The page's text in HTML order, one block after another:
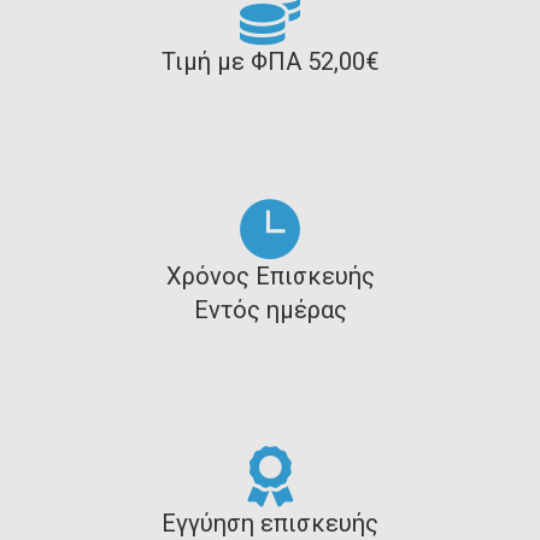
Τιμή με ΦΠΑ 52,00€
Χρόνος Επισκευής
Εντός ημέρας
Εγγύηση επισκευής